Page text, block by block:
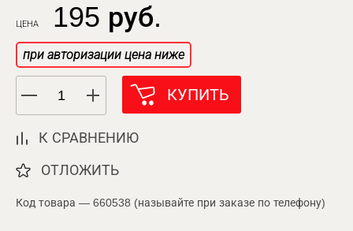
ЦЕНА 195 руб.
при авторизации цена ниже
КУПИТЬ
К СРАВНЕНИЮ
ОТЛОЖИТЬ
Код товара — 660538 (называйте при заказе по телефону)